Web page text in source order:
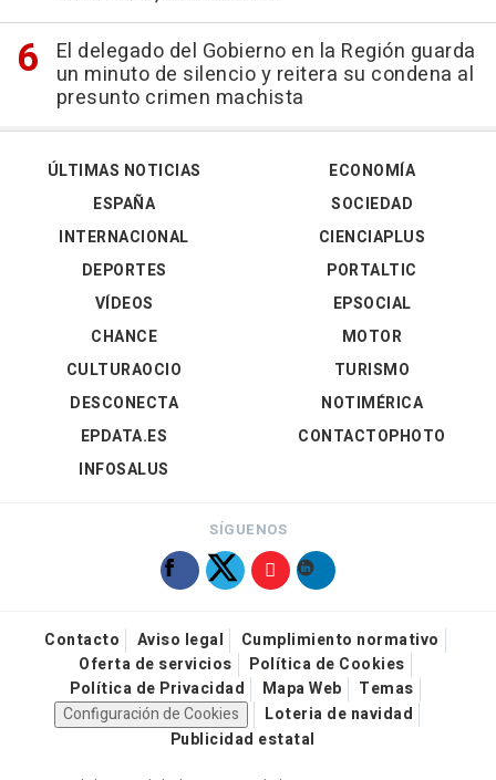
El delegado del Gobierno en la Región guarda
un minuto de silencio y reitera su condena al
presunto crimen machista
ÚLTIMAS NOTICIAS
ESPAÑA
INTERNACIONAL
DEPORTES
VÍDEOS
ECONOMÍA
SOCIEDAD
CIENCIAPLUS
PORTALTIC
EPSOCIAL
CHANCE
CULTURAOCIO
DESCONECTA
EPDATA.ES
INFOSALUS
MOTOR
TURISMO
NOTIMÉRICA
CONTACTOPHOTO
SÍGUENOS
Contacto Aviso legal
Cumplimiento normativo
Oferta de servicios
Política de Cookies
Política de Privacidad
Mapa Web
Temas
Configuración de Cookies
Loteria de navidad
Publicidad estatal